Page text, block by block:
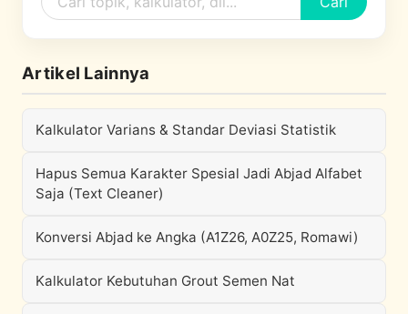
Artikel Lainnya
Kalkulator Varians & Standar Deviasi Statistik
Hapus Semua Karakter Spesial Jadi Abjad Alfabet
Saja (Text Cleaner)
Konversi Abjad ke Angka (A1Z26, A0Z25, Romawi)
Kalkulator Kebutuhan Grout Semen Nat